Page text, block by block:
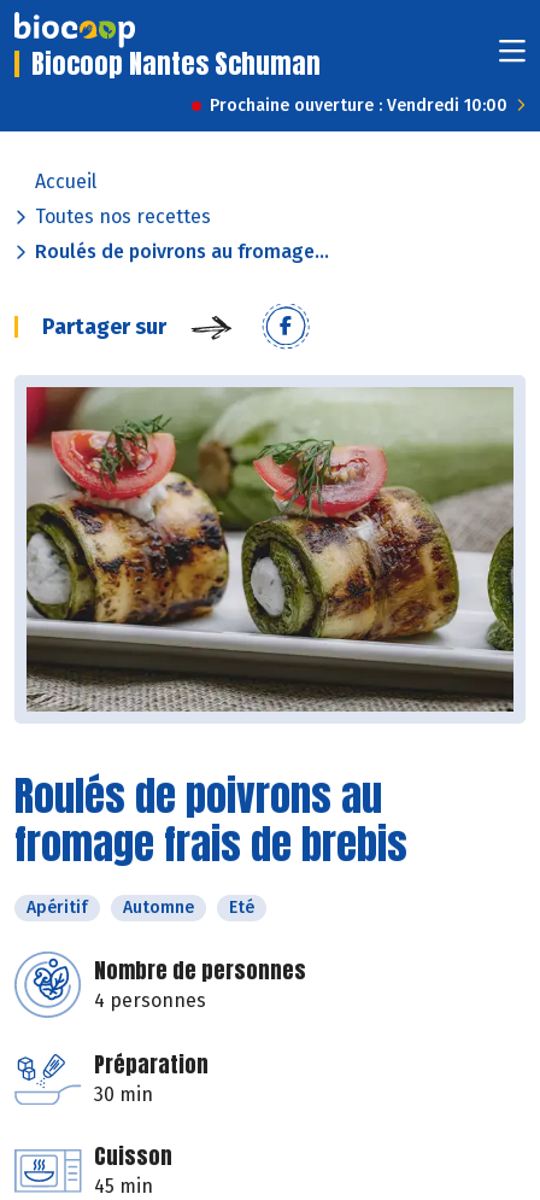
Biocoop Nantes Schuman
Prochaine ouverture : Vendredi 10:00
Accueil
Toutes nos recettes
Roulés de poivrons au fromage...
Partager sur
Roulés de poivrons au
fromage frais de brebis
Apéritif Automne Eté
Nombre de personnes
4 personnes
Préparation
30 min
Cuisson
45 min